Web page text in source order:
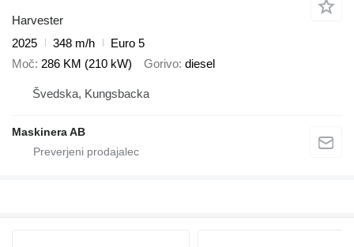
Harvester
2025
348 m/h
Euro 5
Moč 286 KM (210 kW) Gorivo diesel
Švedska, Kungsbacka
Maskinera AB